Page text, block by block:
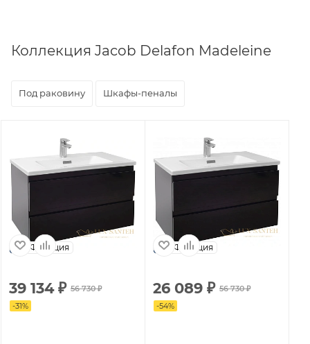
Коллекция Jacob Delafon Madeleine
Под раковину Шкафы-пеналы
Франция
39 134₽ 56 730₽
-31%
Франция
26 089 ₽ 56 730₽
-54%